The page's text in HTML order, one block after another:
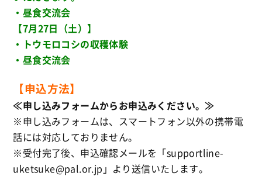
・昼食交流会
【7月27日（土）】
・トウモロコシの収穫体験
・昼食交流会
【申込方法】
≪申し込みフォームからお申込みください。≫
※申し込みフォームは、スマートフォン以外の携帯電
話には対応しておりません。
※受付完了後、申込確認メールを「supportline-
uketsuke@pal.or.jp」より送信いたします。